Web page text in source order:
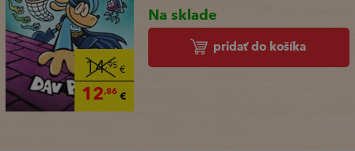
14,95€
12,86€
Na sklade
pridať do košíka